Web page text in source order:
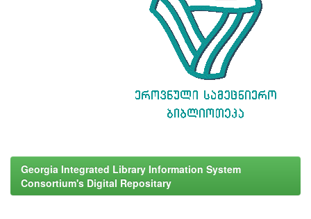
Georgia Integrated Library Information System
Consortium's Digital Repositary